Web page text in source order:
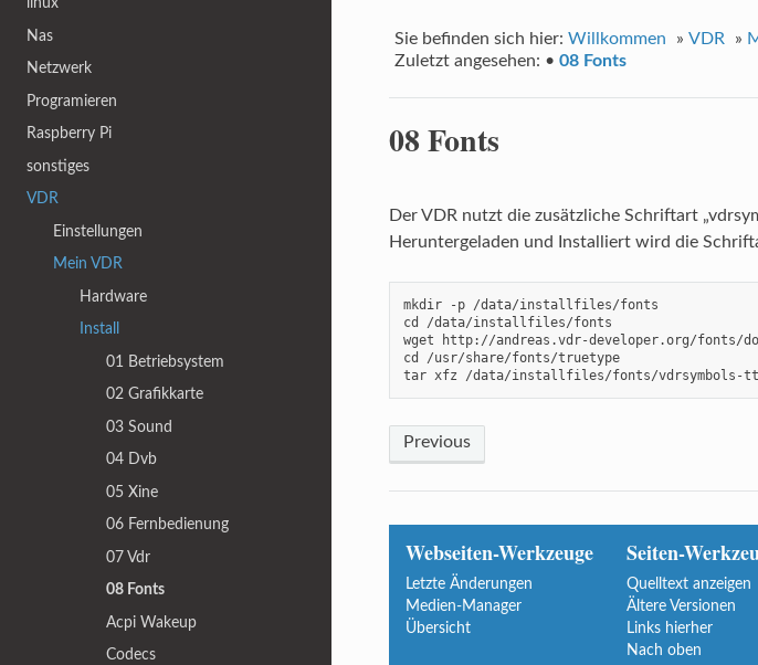
Sie befinden sich hier:Willkommen »VDR »
Zuletzt angesehen: • 08 Fonts
08 Fonts
Der VDR nutzt die zusätzliche Schriftart
Heruntergeladen und Installiert wird die
mkdir -p /data/installfiles/fonts
cd /data/installfiles/fonts
wget http://andreas.vdr-developer.org/fonts/
cd /usr/share/fonts/truetype
tar xfz /data/installfiles/fonts/vdrsymbols-
Previous
Webseiten-Werkzeuge
Letzte Änderungen
Medien-Manager
Übersicht
Seiten-
Quelltext anzeigen
Ältere Versionen
Links hierher
Nach oben
Nas
Netzwerk
Programieren
Raspberry Pi
sonstiges
VDR
Einstellungen
Mein VDR
Hardware
Install
01 Betriebsystem
02 Grafikkarte
03 Sound
04 Dvb
05 Xine
06 Fernbedienung
07 Vdr
08 Fonts
Acpi Wakeup
Codecs